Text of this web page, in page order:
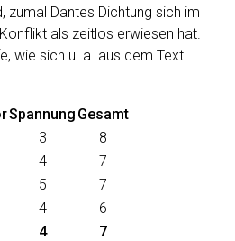
zumal Dantes Dichtung sich im
als zeitlos erwiesen hat.
wie sich u. a. aus dem Text
Spannung Gesamt
3
8
4
7
5
7
4
6
4 7